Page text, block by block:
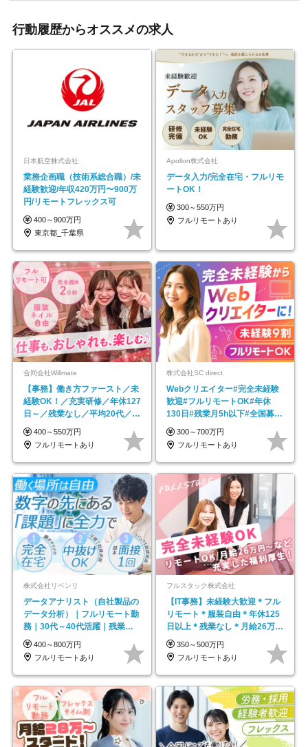
行動履歴からオススメの求人
日本航空株式会社
業務企画職（技術系総合職）/未
経験歓迎/年収420万円〜900万
円/リモートフレックス可
400～900万円
東京都_千葉県
Apollon株式会社
データ入力/完全在宅・フルリモ
ートOK！
300～550万円
フルリモートあり
合同会社Willmate
【事務】働き方ファースト／未
経験OK！／充実研修／年休127
日～／残業なし／平均20代／リ
モートOK
400～550万円
フルリモートあり
株式会社SC direct
Webクリエイター#完全未経験
歓迎#フルリモートOK#年休
130日#残業月5h以下#全国募集
#最大1年の研修
300～700万円
フルリモートあり
株式会社リベンリ
データアナリスト（自社製品の
データ分析）｜フルリモート勤
務｜30代～40代活躍｜残業少
なめ｜子育て社員多数活躍
400～800万円
フルリモートあり
フルスタック株式会社
【IT事務】未経験大歓迎＊フル
リモート＊服装自由＊年休125
日以上＊残業なし＊月給26万円
以上
350～500万円
フルリモートあり